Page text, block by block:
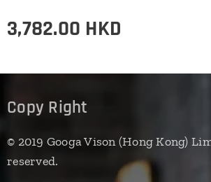
3,782.00 HKD
Copy Right
© 2019 Googa Vison (Hong Kong)
reserved.